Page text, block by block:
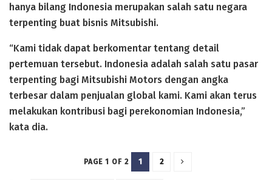
hanya bilang Indonesia merupakan salah satu negara
terpenting buat bisnis Mitsubishi.
“Kami tidak dapat berkomentar tentang detail
pertemuan tersebut. Indonesia adalah salah satu pasar
terpenting bagi Mitsubishi Motors dengan angka
terbesar dalam penjualan global kami. Kami akan terus
melakukan kontribusi bagi perekonomian Indonesia,”
kata dia.
PAGE 1 OF 2 1 2